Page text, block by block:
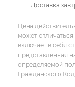
Доставка
Цена
может
включает в себя
представленная
определяемой
Гражданского